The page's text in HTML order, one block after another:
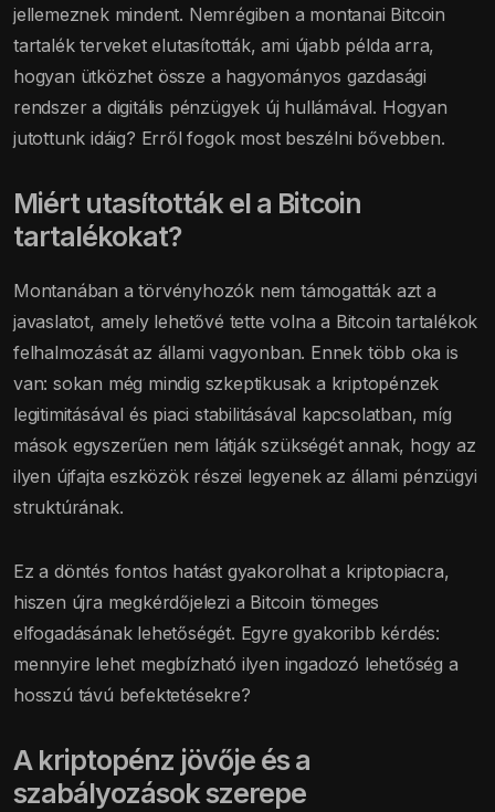
jellemeznek mindent. Nemrégiben a montanai Bitcoin
tartalék terveket elutasították, ami újabb példa arra,
hogyan ütközhet össze a hagyományos gazdasági
rendszer a digitális pénzügyek új hullámával. Hogyan
jutottunk idáig? Erről fogok most beszélni bővebben.
Miért utasították el a Bitcoin
tartalékokat?
Montanában a törvényhozók nem támogatták azt a
javaslatot, amely lehetővé tette volna a Bitcoin tartalékok
felhalmozását az állami vagyonban. Ennek több oka is
van: sokan még mindig szkeptikusak a kriptopénzek
legitimitásával és piaci stabilitásával kapcsolatban, míg
mások egyszerűen nem látják szükségét annak, hogy az
ilyen újfajta eszközök részei legyenek az állami pénzügyi
struktúrának.
Ez a döntés fontos hatást gyakorolhat a kriptopiacra,
hiszen újra megkérdőjelezi a Bitcoin tömeges
elfogadásának lehetőségét. Egyre gyakoribb kérdés:
mennyire lehet megbízható ilyen ingadozó lehetőség a
hosszú távú befektetésekre?
A kriptopénz jövője és a
szabályozások szerepe